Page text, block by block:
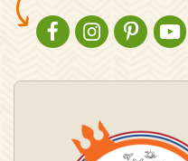
NATURESCANNER OP